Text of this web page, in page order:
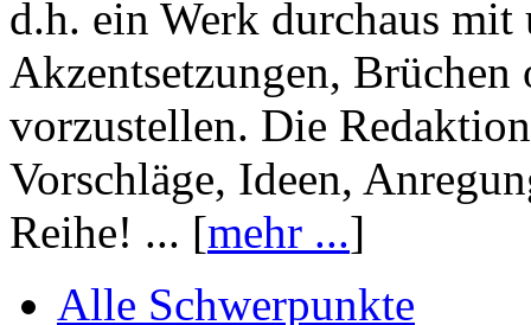
d.h. ein Werk durchaus mit
Akzentsetzungen, Brüchen
vorzustellen. Die
Vorschläge, Ideen,
Reihe! ... [mehr ...]
Alle Schwerpunkte